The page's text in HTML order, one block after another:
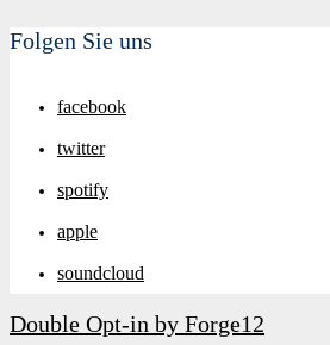
Folgen Sie uns
facebook
twitter
spotify
apple
soundcloud
Double Opt-in by Forge12